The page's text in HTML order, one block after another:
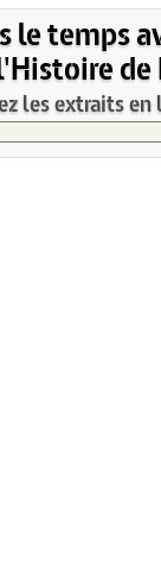
le temps
de
les extraits en